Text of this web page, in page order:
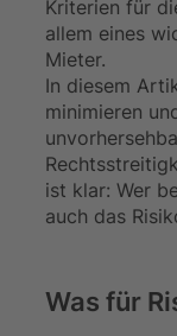
Kriterien für
allem eines
Mieter.
In diesem
minimieren
ist klar: Wer
auch das
Was für